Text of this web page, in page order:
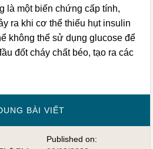
là một biến chứng cấp tính,
ra khi cơ thể thiếu hụt insulin
không thể sử dụng glucose để
đốt cháy chất béo, tạo ra các
BÀI VIẾT
NHIỄM
TOAN
CETON
Published on: